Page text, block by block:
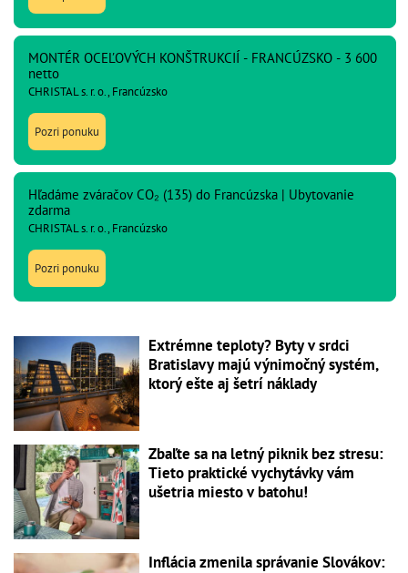
MONTÉR OCEĽOVÝCH KONŠTRUKCIÍ - FRANCÚZSKO - 3 600
netto
CHRISTAL s. r. o., Francúzsko
Pozri ponuku
Hľadáme zváračov CO₂ (135) do Francúzska | Ubytovanie
zdarma
CHRISTAL s. r. o., Francúzsko
Pozri ponuku
Extrémne teploty? Byty v srdci
Bratislavy majú výnimočný systém,
ktorý ešte aj šetrí náklady
Zbaľte sa na letný piknik bez stresu:
Tieto praktické vychytávky vám
ušetria miesto v batohu!
Inflácia zmenila správanie Slovákov: